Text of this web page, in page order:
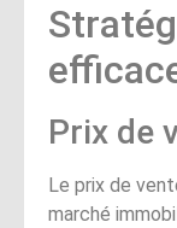
Prix de
Le prix de
marché